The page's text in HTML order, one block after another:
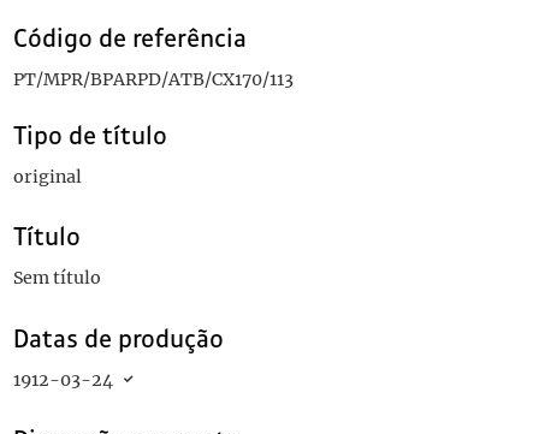
Código de referência
PT/MPR/BPARPD/ATB/CX170/113
Tipo de título
original
Título
Sem título
Datas de produção
1912-03-24